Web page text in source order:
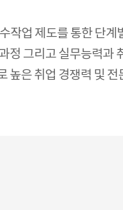
작업 제도를 통한
그리고 실무능력
높은 취업 경쟁력 및